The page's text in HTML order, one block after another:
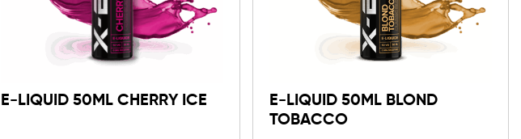
E-LIQUID 50ML CHERRY ICE
E-LIQUID 50ML BLOND
TOBACCO